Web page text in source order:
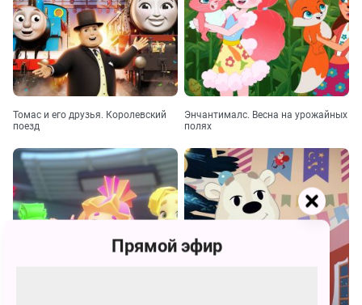
Томас и его друзья. Королевский
поезд
Энчантималс. Весна на урожайных
полях
Прямой эфир